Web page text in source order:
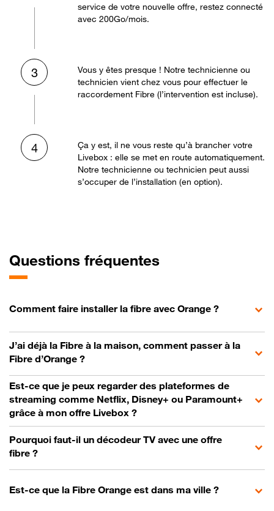
service de votre nouvelle offre, restez connecté
avec 200Go/mois.
3
Vous y êtes presque ! Notre technicienne ou
technicien vient chez vous pour effectuer le
raccordement Fibre (l’intervention est incluse).
4
Ça y est, il ne vous reste qu’à brancher votre
Livebox : elle se met en route automatiquement.
Notre technicienne ou technicien peut aussi
s’occuper de l’installation (en option).
Questions fréquentes
Comment faire installer la fibre avec Orange ?
J’ai déjà la Fibre à la maison, comment passer à la
Fibre d’Orange ?
Est-ce que je peux regarder des plateformes de
streaming comme Netflix, Disney+ ou Paramount+
grâce à mon offre Livebox ?
Pourquoi faut-il un décodeur TV avec une offre
fibre ?
Est-ce que la Fibre Orange est dans ma ville ?